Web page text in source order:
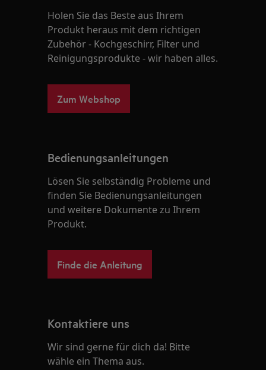
Holen Sie das Beste aus Ihrem
Produkt heraus mit dem richtigen
Zubehör - Kochgeschirr, Filter und
Reinigungsprodukte - wir haben alles.
Zum Webshop
Bedienungsanleitungen
Lösen Sie selbständig Probleme und
finden Sie Bedienungsanleitungen
und weitere Dokumente zu Ihrem
Produkt.
Finde die Anleitung
Kontaktiere uns
Wir sind gerne für dich da! Bitte
wähle ein Thema aus.